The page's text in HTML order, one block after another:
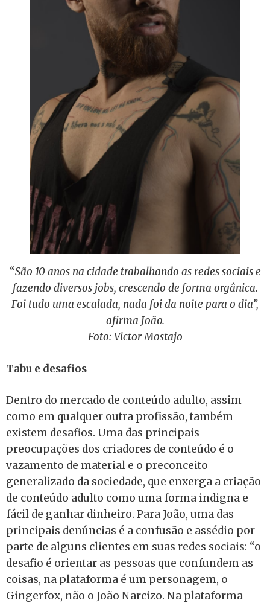
“São 10 anos na cidade trabalhando as redes sociais e
fazendo diversos jobs, crescendo de forma orgânica.
Foi tudo uma escalada, nada foi da noite para o dia”,
afirma João.
Foto: Victor Mostajo
Tabu e desafios
Dentro do mercado de conteúdo adulto, assim
como em qualquer outra profissão, também
existem desafios. Uma das principais
preocupações dos criadores de conteúdo é o
vazamento de material e o preconceito
generalizado da sociedade, que enxerga a criação
de conteúdo adulto como uma forma indigna e
fácil de ganhar dinheiro. Para João, uma das
principais denúncias é a confusão e assédio por
parte de alguns clientes em suas redes sociais: “o
desafio é orientar as pessoas que confundem as
coisas, na plataforma é um personagem, o
Gingerfox, não o João Narcizo. Na plataforma